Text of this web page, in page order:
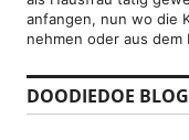
anfangen, nun wo die
nehmen oder aus dem
DOODIEDOE BLOG